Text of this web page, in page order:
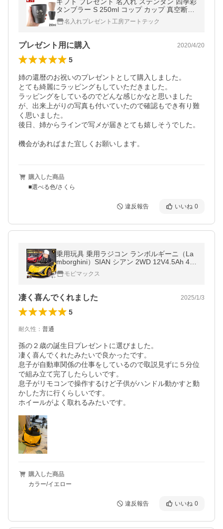
タンブラー S 250ml コップ カップ 真空断熱
誕生日 還暦 爆買
名入れプレゼント工房アートテック
プレゼント用に購入 2020/4/20
5
姉の還暦のお祝いのプレゼントとして購入しました。
とても綺麗にラッピングもしていただきました。
ラッピングをしているのでどんな感じかなと思いました
が、出来上がりの写真も付いていたので確認もでき有り難
く思いました。
後日、姉からラインで写メが届きとても嬉しそうでした。
機会があればまた宜しくお願いします。
購入した商品
■選べる色/さくら
違反報告 いいね 0
乗用玩具 乗用ラジコン ランボルギーニ（La
mborghini）SIAN シアン 2WD 12V4.5Ah 4輪
サス 乗用ラジコンカー 電動ラジコン 乗用ラ
ジコンカー
モビマックス
凄く喜んでくれました 2025/1/3
5
耐久性 ： 普通
孫の２歳の誕生日プレゼントに選びました。
凄く喜んでくれたみたいで良かったです。
息子が自動車関係の仕事をしているので取説見ずに５分位
で組み立て完了したらしいです。
息子がリモコンで操作するけど子供がハンドル動かすと動
かした方に行くらしいです。
ホイールがよく取れるみたいです。
購入した商品
カラー/イエロー
違反報告 いいね 0